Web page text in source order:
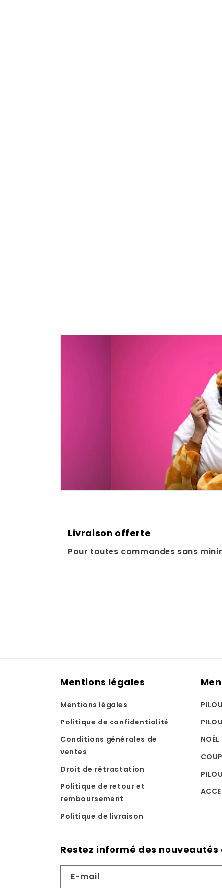
Livraison offerte
Pour toutes commandes sans
Mentions légales
Mentions légales
Politique de confidentialité
Conditions générales de
ventes
Droit de rétractation
Politique de retour et
remboursement
Politique de livraison
NOËL
Restez informé des
E-mail